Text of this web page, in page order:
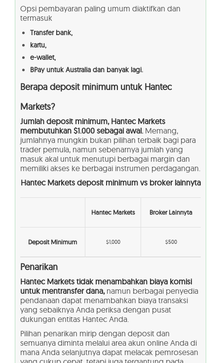
Opsi pembayaran paling umum diaktifkan dan
termasuk
Transfer bank,
kartu,
e-wallet,
BPay untuk Australia dan banyak lagi.
Berapa deposit minimum untuk Hantec
Markets?
Jumlah deposit minimum, Hantec Markets
membutuhkan $1.000 sebagai awal. Memang,
jumlahnya mungkin bukan pilihan terbaik bagi para
trader pemula, namun sebenarnya jumlah yang
masuk akal untuk menutupi berbagai margin dan
memiliki akses ke berbagai instrumen perdagangan.
Hantec Markets deposit minimum vs broker lainnyta
Hantec Markets Broker Lainnyta
Deposit Minimum $1,000 $500
Penarikan
Hantec Markets tidak menambahkan biaya komisi
untuk mentransfer dana,namun berbagai penyedia
pendanaan dapat menambahkan biaya transaksi
yang sebaiknya Anda periksa dengan pusat
dukungan entitas Hantec Anda.
Pilihan penarikan mirip dengan deposit dan
semuanya diminta melalui area akun online Anda di
mana Anda selanjutnya dapat melacak pemrosesan